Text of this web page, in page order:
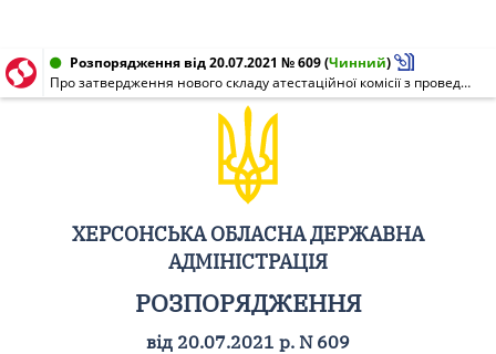
Розпорядження від 20.07.2021 № 609(Чинний)
Про затвердження нового складу атестаційної комісії з проведення державної атестації дитячих закладів оздоровлення та відпочинку усіх форм власності Херсонської області
ХЕРСОНСЬКА ОБЛАСНА ДЕРЖАВНА
АДМІНІСТРАЦІЯ
РОЗПОРЯДЖЕННЯ
від 20.07.2021 р. N 609